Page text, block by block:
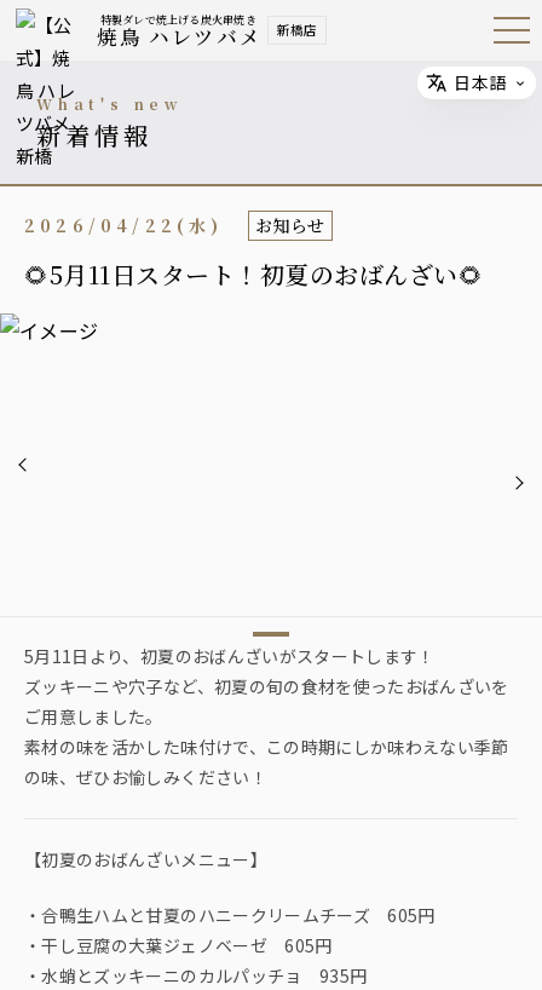
特製ダレで焼上げる炭火串焼き
焼鳥 ハレツバメ 新橋店 Open
Navig
what's new
新着情報
🌻5月11日スタート！初夏のおばんざい🌻
2026/04/22(水) お知らせ
5月11日より、初夏のおばんざいがスタートします！
ズッキーニや穴子など、初夏の旬の食材を使ったおばんざいを
ご用意しました。
素材の味を活かした味付けで、この時期にしか味わえない季節
の味、ぜひお愉しみください！
【初夏のおばんざいメニュー】
・合鴨生ハムと甘夏のハニークリームチーズ 605円
・干し豆腐の大葉ジェノベーゼ 605円
・水蛸とズッキーニのカルパッチョ 935円
Select
日本語